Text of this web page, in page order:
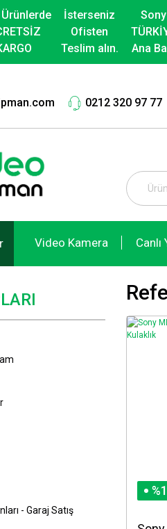
İsterseniz
Ofisten
Teslim alın.
Sony
Ana
0212 320 97 77
Video Kamera Canlı
- Garaj Satış